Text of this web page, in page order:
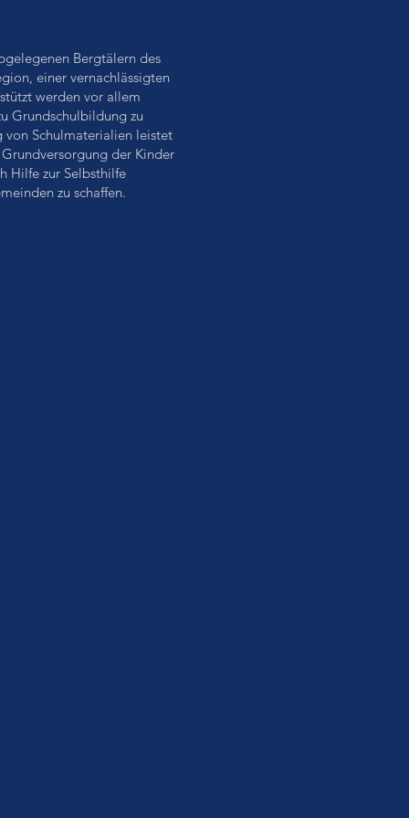
Bergtälern des
einer vernachlässigten
werden vor allem
Grundschulbildung zu
Schulmaterialien leistet
der Kinder
Hilfe zur Selbsthilfe
zu schaffen.